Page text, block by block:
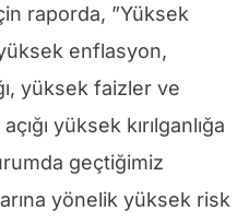
raporda, ”Yüksek
enflasyon,
yüksek faizler ve
yüksek kırılganlığa
geçtiğimiz
yönelik yüksek risk